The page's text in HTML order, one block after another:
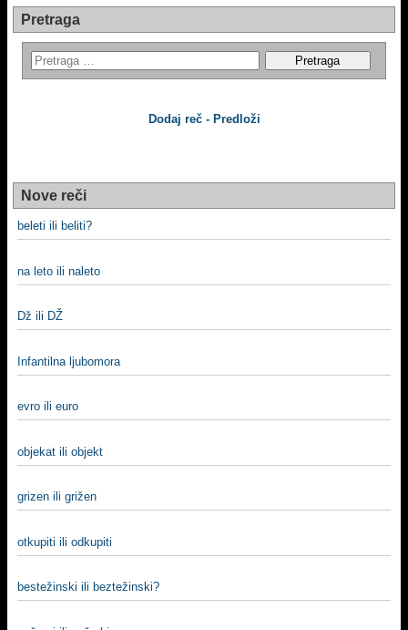
Pretraga
Dodaj reč - Predloži
Nove reči
beleti ili beliti?
na leto ili naleto
Dž ili DŽ
Infantilna ljubomora
evro ili euro
objekat ili objekt
grizen ili grižen
otkupiti ili odkupiti
bestežinski ili beztežinski?